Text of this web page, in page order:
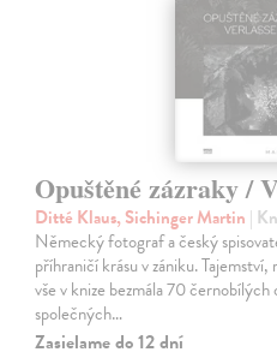
Opuštěné zázraky /
Ditté Klaus, Sichinger Martin |
Německý fotograf a český
příhraničí krásu v zániku.
vše v knize bezmála 70
společných…
Zasielame do 12 dní